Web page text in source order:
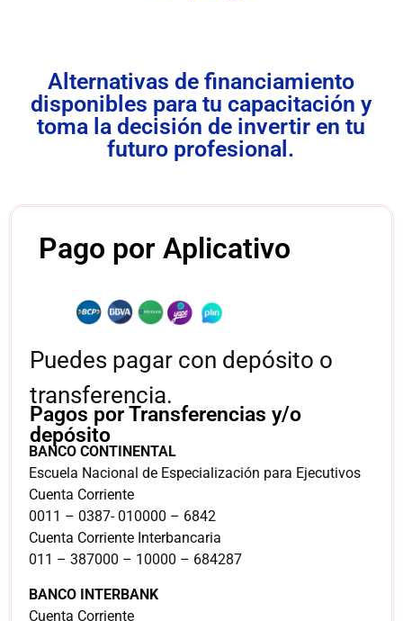
Alternativas de financiamiento
disponibles para tu capacitación y
toma la decisión de invertir en tu
futuro profesional.
Pago por Aplicativo
Puedes pagar con depósito o
transferencia.
BANCO CONTINENTAL
Escuela Nacional de Especialización para Ejecutivos
Cuenta Corriente
0011 – 0387- 010000 – 6842
Cuenta Corriente Interbancaria
011 – 387000 – 10000 – 684287
BANCO INTERBANK
Cuenta Corriente
Pagos por Transferencias y/o
depósito